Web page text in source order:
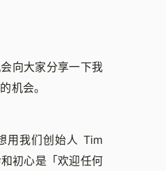
向大家分享一下我
机会。
用我们创始人 Tim
初心是「欢迎任何